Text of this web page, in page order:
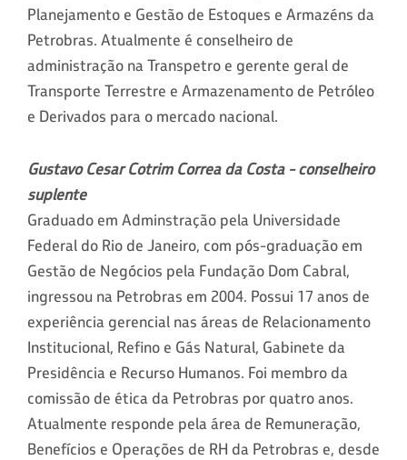
Planejamento e Gestão de Estoques e Armazéns da
Petrobras. Atualmente é conselheiro de
administração na Transpetro e gerente geral de
Transporte Terrestre e Armazenamento de Petróleo
e Derivados para o mercado nacional.
Gustavo Cesar Cotrim Correa da Costa - conselheiro
suplente
Graduado em Adminstração pela Universidade
Federal do Rio de Janeiro, com pós-graduação em
Gestão de Negócios pela Fundação Dom Cabral,
ingressou na Petrobras em 2004. Possui 17 anos de
experiência gerencial nas áreas de Relacionamento
Institucional, Refino e Gás Natural, Gabinete da
Presidência e Recurso Humanos. Foi membro da
comissão de ética da Petrobras por quatro anos.
Atualmente responde pela área de Remuneração,
Benefícios e Operações de RH da Petrobras e, desde